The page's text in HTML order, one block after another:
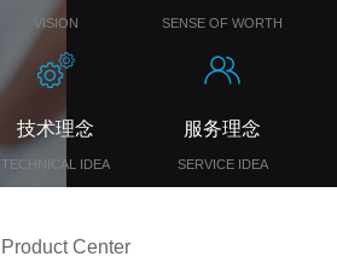
VISION SENSE OF WORTH
技术理念
TECHNICAL IDEA
服务理念
SERVICE IDEA
Product Center